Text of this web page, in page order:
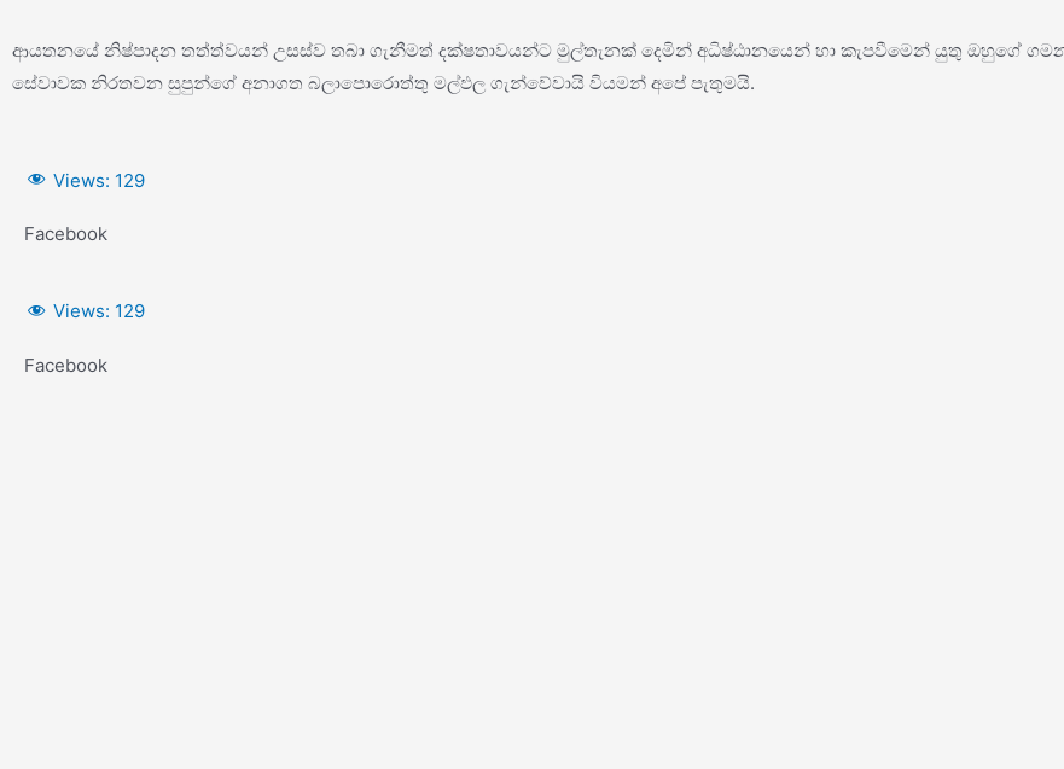
ආයතනයේ නිෂ්පාදන තත්ත්වයන් උසස්ව තබා ගැනීමත් දක්ෂතාවයන්ට මුල්තැනක් දෙමින් අධිෂ්ඨානයෙන් හා කැපවීමෙන් යුතු ඔහුගේ
සේවාවක නිරතවන සුපුන්ගේ අනාගත බලාපොරොත්තු මල්ඵල ගැන්වේවායි වියමන් අපේ පැතුමයි.
Views: 129
Facebook
Views: 129
Facebook